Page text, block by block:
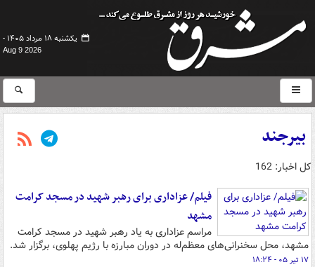
یکشنبه ۱۸ مرداد ۱۴۰۵ -
Aug 9 2026
بیرجند
کل اخبار: 162
فیلم/ عزاداری برای رهبر شهید در مسجد کرامت
مشهد
مراسم عزاداری به یاد رهبر شهید در مسجد کرامت
مشهد، محل سخنرانی‌های معظم‌له در دوران مبارزه با رژیم پهلوی، برگزار شد.
۱۷ تیر ۰۵ - ۱۸:۲۴